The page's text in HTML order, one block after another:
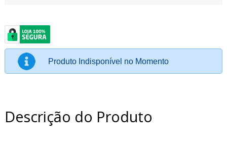
Produto Indisponível no Momento
Descrição do Produto